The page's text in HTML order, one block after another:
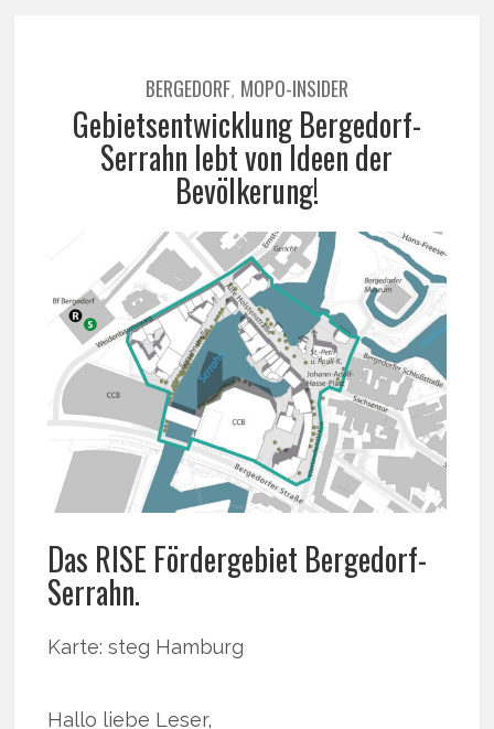
BERGEDORF, MOPO-INSIDER
Gebietsentwicklung Bergedorf-
Serrahn lebt von Ideen der
Bevölkerung!
Das RISE Fördergebiet Bergedorf-
Serrahn.
Karte: steg Hamburg
Hallo liebe Leser,